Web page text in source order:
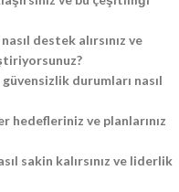
destek alırsınız ve
durumları nasıl
hedefleriniz ve planlarınız
sakin kalırsınız ve liderlik